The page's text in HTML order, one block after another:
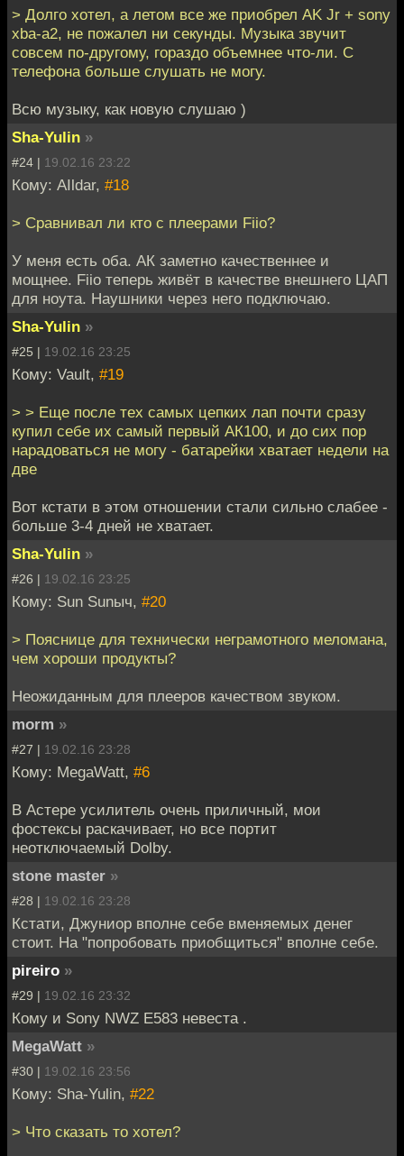
> Долго хотел, а летом все же приобрел AK Jr + sony
xba-a2, не пожалел ни секунды. Музыка звучит
совсем по-другому, гораздо объемнее что-ли. С
телефона больше слушать не могу.
Всю музыку, как новую слушаю )
Sha-Yulin »
#24 | 19.02.16 23:22
Кому: AIldar, #18
> Сравнивал ли кто с плеерами Fiio?
У меня есть оба. АК заметно качественнее и
мощнее. Fiio теперь живёт в качестве внешнего ЦАП
для ноута. Наушники через него подключаю.
Sha-Yulin »
#25 | 19.02.16 23:25
Кому: Vault, #19
> > Еще после тех самых цепких лап почти сразу
купил себе их самый первый АК100, и до сих пор
нарадоваться не могу - батарейки хватает недели на
две
Вот кстати в этом отношении стали сильно слабее -
больше 3-4 дней не хватает.
Sha-Yulin »
#26 | 19.02.16 23:25
Кому: Sun Sunыч, #20
> Пояснице для технически неграмотного меломана,
чем хороши продукты?
Неожиданным для плееров качеством звуком.
morm »
#27 | 19.02.16 23:28
Кому: MegaWatt, #6
В Астерe усилитель очень приличный, мои
фостексы раскачивает, но все портит
неотключаемый Dolby.
stone master »
#28 | 19.02.16 23:28
Кстати, Джуниор вполне себе вменяемых денег
стоит. На "попробовать приобщиться" вполне себе.
pireiro »
#29 | 19.02.16 23:32
Кому и Sony NWZ E583 невеста .
MegaWatt »
#30 | 19.02.16 23:56
Кому: Sha-Yulin, #22
> Что сказать то хотел?